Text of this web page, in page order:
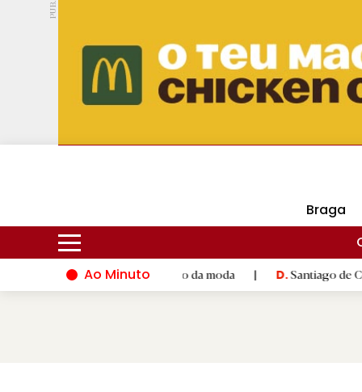
PUB.
Hoje 16ºC 29ºC DMtv
Braga
Ao Minuto
à inovação do mundo da moda | D.Santiago de Compostela